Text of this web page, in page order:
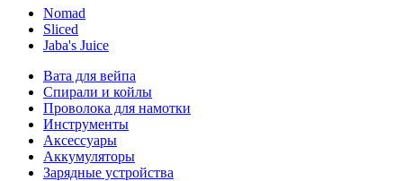
Nomad
Sliced
Jaba's Juice
Вата для вейпа
Спирали и койлы
Проволока для намотки
Инструменты
Аксесcуары
Аккумуляторы
Зарядные устройства